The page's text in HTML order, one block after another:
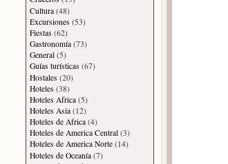
Cultura (48)
Excursiones (53)
Fiestas (62)
Gastronomía (73)
General (5)
Guías turísticas (67)
Hostales (20)
Hoteles (38)
Hoteles Africa (5)
Hoteles Asia (12)
Hoteles de Africa (4)
Hoteles de America Central (3)
Hoteles de America Norte (14)
Hoteles de Oceanía (7)